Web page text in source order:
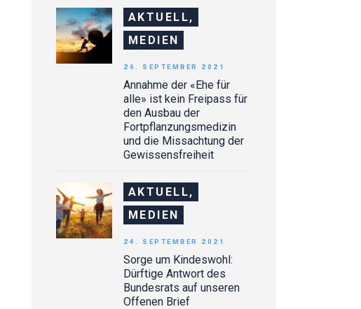
AKTUELL,
MEDIEN
Annahme der «Ehe für
alle» ist kein Freipass für
den Ausbau der
Fortpflanzungsmedizin
und die Missachtung der
Gewissensfreiheit
26. SEPTEMBER 2021
AKTUELL,
MEDIEN
Sorge um Kindeswohl:
Dürftige Antwort des
Bundesrats auf unseren
Offenen Brief
24. SEPTEMBER 2021